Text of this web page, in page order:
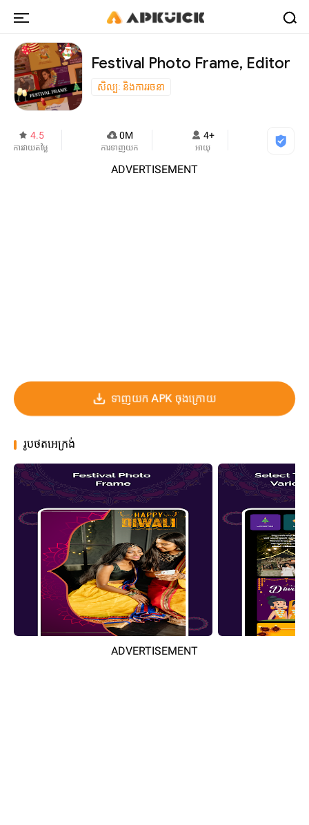
Festival Photo Frame, Editor
សិល្បៈ និងការរចនា
4.5
ការវាយតម្លៃ
0M
ការទាញយក
4+
អាយុ
ADVERTISEMENT
ទាញយក APK ចុងក្រោយ
រូបថតអេក្រង់
ADVERTISEMENT